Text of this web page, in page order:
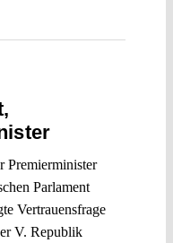
Premierminister
Parlament
Vertrauensfrage
V. Republik